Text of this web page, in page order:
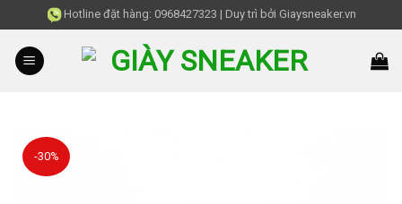
to
content
Hotline đặt hàng: 0968427323 | Duy trì bởi Giaysneaker.vn
-30%